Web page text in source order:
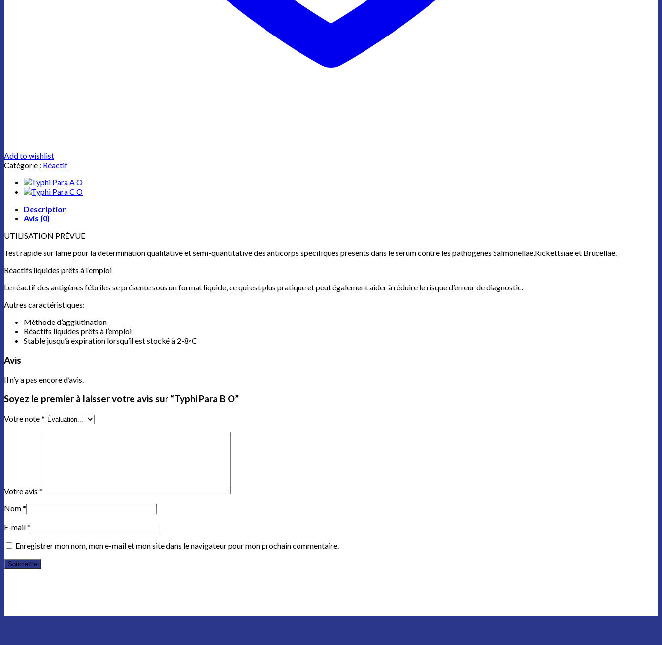
Add to wishlist
Catégorie : Réactif
Description
Avis (0)
UTILISATION PRÉVUE
Test rapide sur lame pour la détermination qualitative et semi-quantitative des anticorps spécifiques présents dans le sérum contre les pathogènes Salmonellae,Rickettsiae et Brucellae.
Réactifs liquides prêts à l’emploi
Le réactif des antigènes fébriles se présente sous un format liquide, ce qui est plus pratique et peut également aider à réduire le risque d’erreur de diagnostic.
Autres caractéristiques:
Méthode d’agglutination
Réactifs liquides prêts à l’emploi
Stable jusqu’à expiration lorsqu’il est stocké à 2-8◦C
Avis
Il n’y a pas encore d’avis.
Soyez le premier à laisser votre avis sur “Typhi Para B O”
Votre note*
Votre avis *
Nom*
E-mail*
Enregistrer mon nom, mon e-mail et mon site dans le navigateur pour mon prochain commentaire.